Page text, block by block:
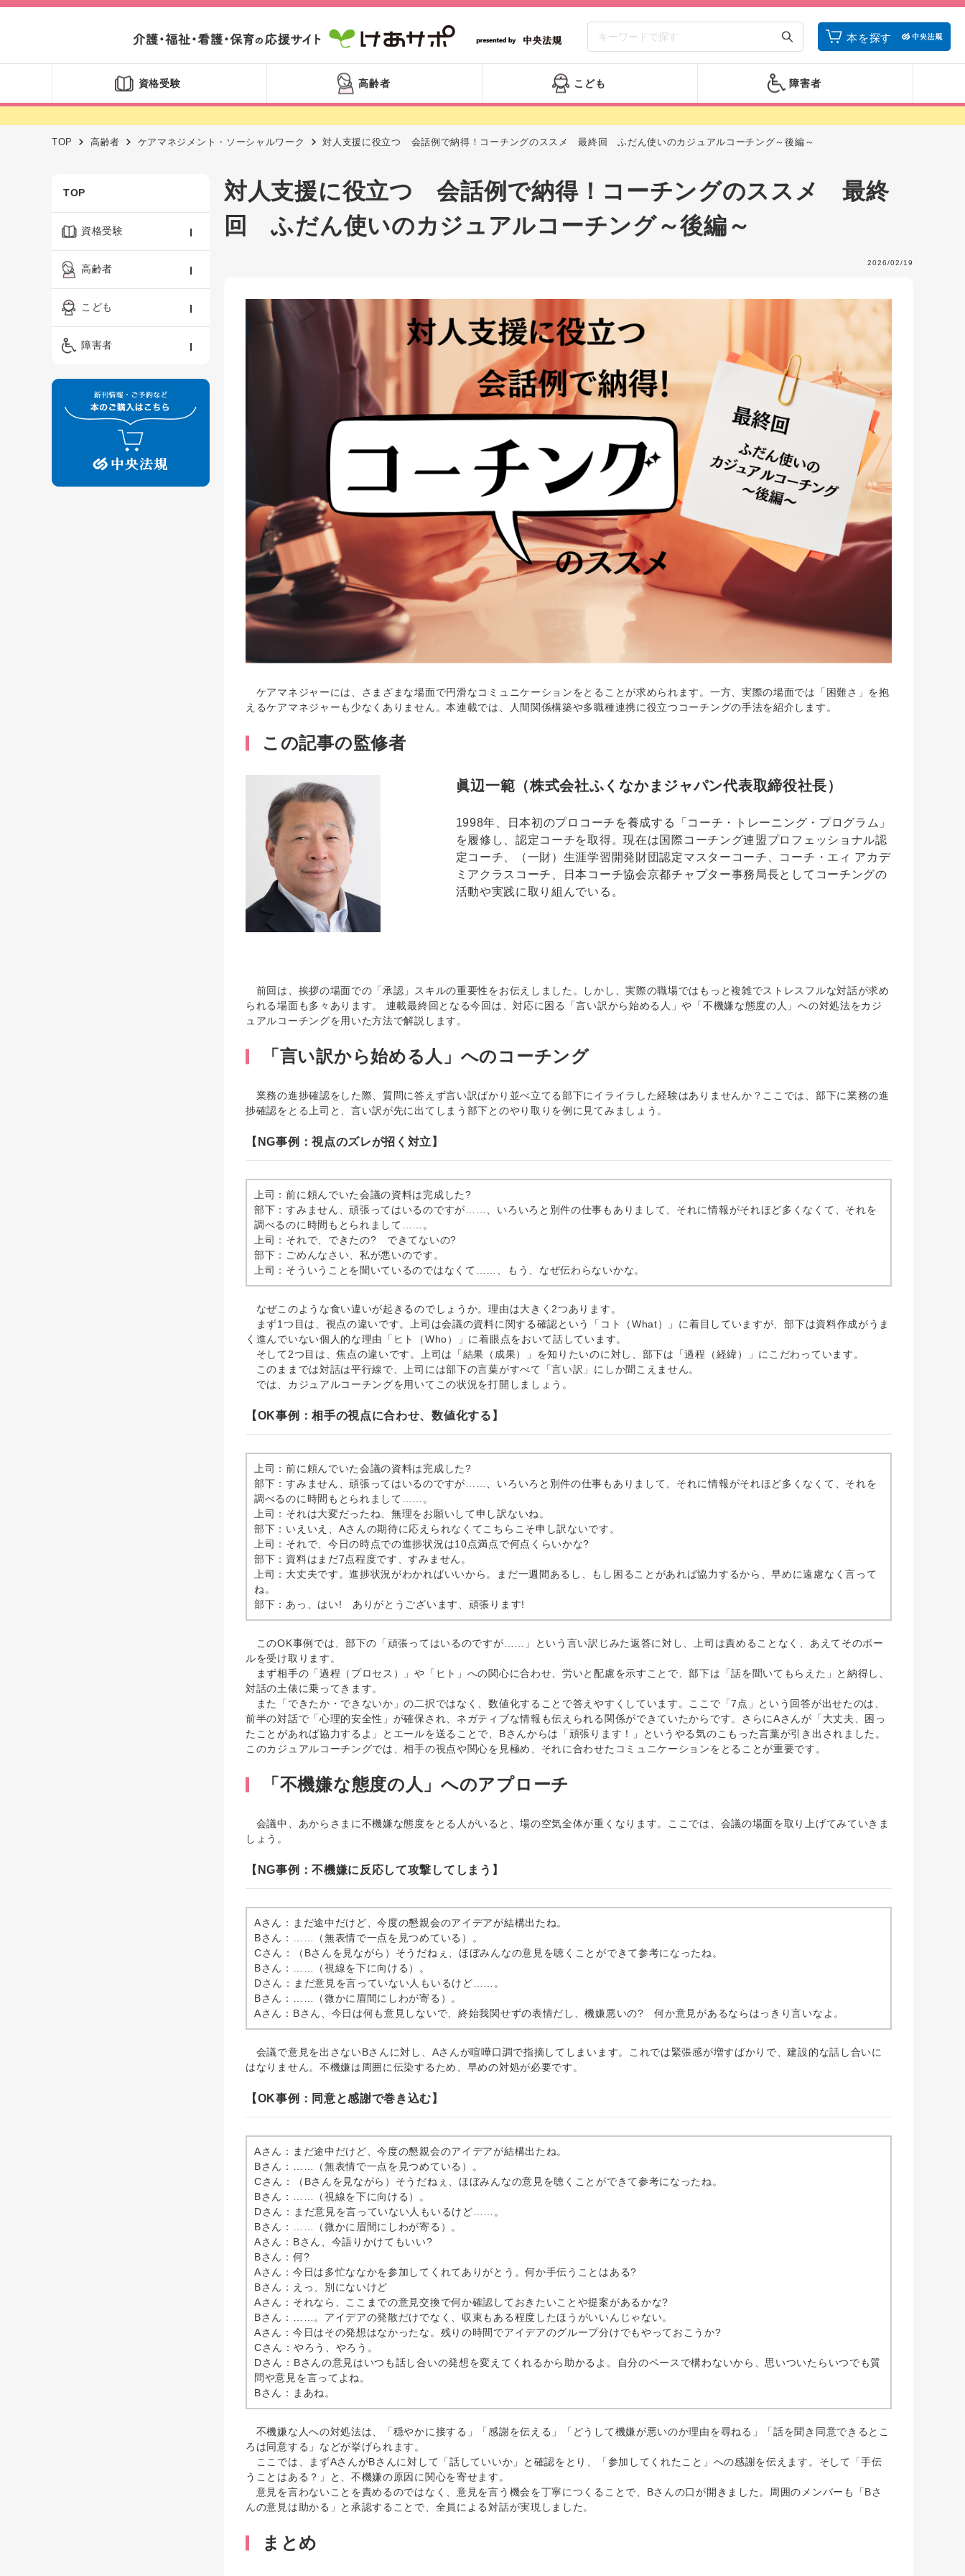
本を探す
資格受験 高齢者 こども 障害者
TOP 高齢者 ケアマネジメント・ソーシャルワーク 対人支援に役立つ 会話例で納得！コーチングのススメ 最終回 ふだん使いのカジュアルコーチング～後編～
TOP
資格受験
ケアマネジャー
精神保健福祉士
保育士
高齢者
認知症ケア・介護技術
ーシャルワーク
看護
制度
こども
保育・教育／発達障害
障害者
障害者支援・福祉
対人支援に役立つ 会話例で納得！コーチングのススメ 最終
回 ふだん使いのカジュアルコーチング～後編～
2026/02/19
ケアマネジャーには、さまざまな場面で円滑なコミュニケーションをとることが求められます。一方、実際の場面では「困難さ」を抱
えるケアマネジャーも少なくありません。本連載では、人間関係構築や多職種連携に役立つコーチングの手法を紹介します。
この記事の監修者
眞辺一範（株式会社ふくなかまジャパン代表取締役社長）
1998年、日本初のプロコーチを養成する「コーチ・トレーニング・プログラム」
を履修し、認定コーチを取得。現在は国際コーチング連盟プロフェッショナル認
定コーチ、（一財）生涯学習開発財団認定マスターコーチ、コーチ・エィ アカデ
ミアクラスコーチ、日本コーチ協会京都チャプター事務局長としてコーチングの
活動や実践に取り組んでいる。
前回は、挨拶の場面での「承認」スキルの重要性をお伝えしました。しかし、実際の職場ではもっと複雑でストレスフルな対話が求め
られる場面も多々あります。 連載最終回となる今回は、対応に困る「言い訳から始める人」や「不機嫌な態度の人」への対処法をカジ
ュアルコーチングを用いた方法で解説します。
「言い訳から始める人」へのコーチング
業務の進捗確認をした際、質問に答えず言い訳ばかり並べ立てる部下にイライラした経験はありませんか？ここでは、部下に業務の進
捗確認をとる上司と、言い訳が先に出てしまう部下とのやり取りを例に見てみましょう。
【NG事例：視点のズレが招く対立】
上司：前に頼んでいた会議の資料は完成した?
部下：すみません、頑張ってはいるのですが……、いろいろと別件の仕事もありまして、それに情報がそれほど多くなくて、それを
調べるのに時間もとられまして……。
上司：それで、できたの? できてないの?
部下：ごめんなさい、私が悪いのです。
上司：そういうことを聞いているのではなくて……、もう、なぜ伝わらないかな。
なぜこのような食い違いが起きるのでしょうか。理由は大きく2つあります。
まず1つ目は、視点の違いです。上司は会議の資料に関する確認という「コト（What）」に着目していますが、部下は資料作成がうま
く進んでいない個人的な理由「ヒト（Who）」に着眼点をおいて話しています。
そして2つ目は、焦点の違いです。上司は「結果（成果）」を知りたいのに対し、部下は「過程（経緯）」にこだわっています。
このままでは対話は平行線で、上司には部下の言葉がすべて「言い訳」にしか聞こえません。
では、カジュアルコーチングを用いてこの状況を打開しましょう。
【OK事例：相手の視点に合わせ、数値化する】
上司：前に頼んでいた会議の資料は完成した?
部下：すみません、頑張ってはいるのですが……、いろいろと別件の仕事もありまして、それに情報がそれほど多くなくて、それを
調べるのに時間もとられまして……。
上司：それは大変だったね、無理をお願いして申し訳ないね。
部下：いえいえ、Aさんの期待に応えられなくてこちらこそ申し訳ないです。
上司：それで、今日の時点での進捗状況は10点満点で何点くらいかな?
部下：資料はまだ7点程度です、すみません。
上司：大丈夫です。進捗状況がわかればいいから。まだ一週間あるし、もし困ることがあれば協力するから、早めに遠慮なく言って
ね。
部下：あっ、はい! ありがとうございます、頑張ります!
このOK事例では、部下の「頑張ってはいるのですが……」という言い訳じみた返答に対し、上司は責めることなく、あえてそのボー
ルを受け取ります。
まず相手の「過程（プロセス）」や「ヒト」への関心に合わせ、労いと配慮を示すことで、部下は「話を聞いてもらえた」と納得し、
対話の土俵に乗ってきます。
また「できたか・できないか」の二択ではなく、数値化することで答えやすくしています。ここで「7点」という回答が出せたのは、
前半の対話で「心理的安全性」が確保され、ネガティブな情報も伝えられる関係ができていたからです。さらにAさんが「大丈夫、困っ
たことがあれば協力するよ」とエールを送ることで、Bさんからは「頑張ります！」というやる気のこもった言葉が引き出されました。
このカジュアルコーチングでは、相手の視点や関心を見極め、それに合わせたコミュニケーションをとることが重要です。
「不機嫌な態度の人」へのアプローチ
会議中、あからさまに不機嫌な態度をとる人がいると、場の空気全体が重くなります。ここでは、会議の場面を取り上げてみていきま
しょう。
【NG事例：不機嫌に反応して攻撃してしまう】
Aさん：まだ途中だけど、今度の懇親会のアイデアが結構出たね。
Bさん：……（無表情で一点を見つめている）。
Cさん：（Bさんを見ながら）そうだねぇ、ほぼみんなの意見を聴くことができて参考になったね。
Bさん：……（視線を下に向ける）。
Dさん：まだ意見を言っていない人もいるけど……。
Bさん：……（微かに眉間にしわが寄る）。
Aさん：Bさん、今日は何も意見しないで、終始我関せずの表情だし、機嫌悪いの? 何か意見があるならはっきり言いなよ。
会議で意見を出さないBさんに対し、Aさんが喧嘩口調で指摘してしまいます。これでは緊張感が増すばかりで、建設的な話し合いに
はなりません。不機嫌は周囲に伝染するため、早めの対処が必要です。
【OK事例：同意と感謝で巻き込む】
Aさん：まだ途中だけど、今度の懇親会のアイデアが結構出たね。
Bさん：……（無表情で一点を見つめている）。
Cさん：（Bさんを見ながら）そうだねぇ、ほぼみんなの意見を聴くことができて参考になったね。
Bさん：……（視線を下に向ける）。
Dさん：まだ意見を言っていない人もいるけど……。
Bさん：……（微かに眉間にしわが寄る）。
Aさん：Bさん、今語りかけてもいい?
Bさん：何?
Aさん：今日は多忙ななかを参加してくれてありがとう。何か手伝うことはある?
Bさん：えっ、別にないけど
Aさん：それなら、ここまでの意見交換で何か確認しておきたいことや提案があるかな?
Bさん：……。アイデアの発散だけでなく、収束もある程度したほうがいいんじゃない。
Aさん：今日はその発想はなかったな。残りの時間でアイデアのグループ分けでもやっておこうか?
Cさん：やろう、やろう。
Dさん：Bさんの意見はいつも話し合いの発想を変えてくれるから助かるよ。自分のペースで構わないから、思いついたらいつでも質
問や意見を言ってよね。
Bさん：まあね。
不機嫌な人への対処法は、「穏やかに接する」「感謝を伝える」「どうして機嫌が悪いのか理由を尋ねる」「話を聞き同意できるとこ
ろは同意する」などが挙げられます。
ここでは、まずAさんがBさんに対して「話していいか」と確認をとり、「参加してくれたこと」への感謝を伝えます。そして「手伝
うことはある？」と、不機嫌の原因に関心を寄せます。
意見を言わないことを責めるのではなく、意見を言う機会を丁寧につくることで、Bさんの口が開きました。周囲のメンバーも「Bさ
んの意見は助かる」と承認することで、全員による対話が実現しました。
まとめ